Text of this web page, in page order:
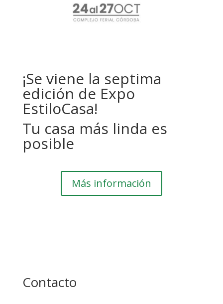
¡Se viene la septima
edición de Expo
EstiloCasa!
Tu casa más linda es
posible
Más información
Contacto